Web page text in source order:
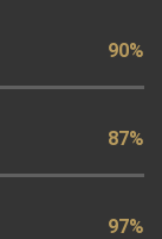
90%
87%
97%